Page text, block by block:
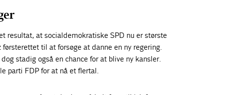
resultat, at socialdemokratiske SPD nu er største
til at forsøge at danne en ny regering.
stadig også en chance for at blive ny kansler.
parti FDP for at nå et flertal.